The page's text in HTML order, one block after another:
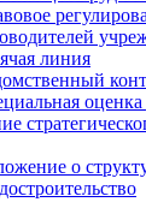
линия
оценка
о